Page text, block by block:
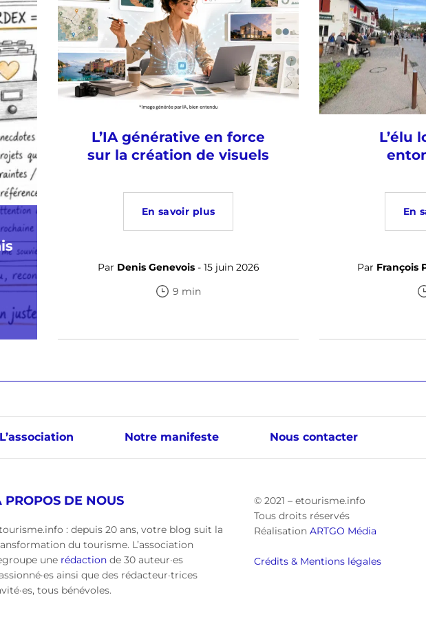
L’IA générative en force
sur la création de visuels
En savoir plus
Par Denis Genevois- 15 juin 2026
9 min
L’élu
En
Par François
L’association Notre manifeste Nous contacter
PROPOS DE NOUS
: depuis 20 ans, votre blog suit la
du tourisme. L’association
une rédaction de 30 auteur·es
ainsi que des rédacteur·trices
tous bénévoles.
© 2021 – etourisme.info
Tous droits réservés
Réalisation ARTGO Média
Crédits & Mentions légales